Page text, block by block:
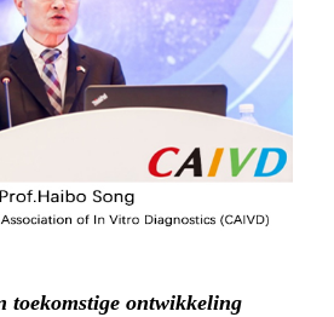
toekomstige ontwikkeling